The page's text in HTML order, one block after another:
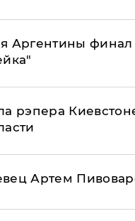
Аргентины
рэпера
Артем